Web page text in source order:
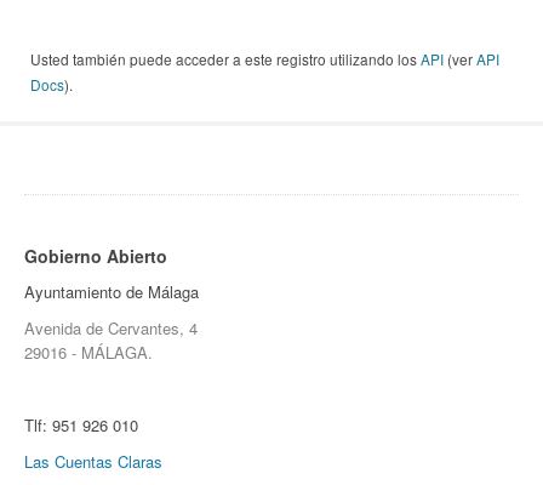
Usted también puede acceder a este registro utilizando losAPI (verAPI
Docs).
Gobierno Abierto
Ayuntamiento de Málaga
Avenida de Cervantes, 4
29016 - MÁLAGA.
Tlf: 951 926 010
Las Cuentas Claras